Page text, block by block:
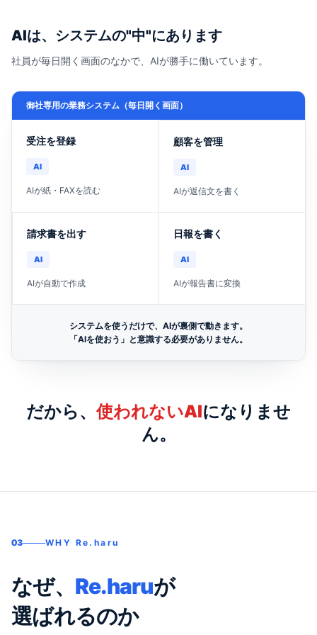
AIは、システムの"中"にあります
社員が毎日開く画面のなかで、AIが勝手に働いています。
御社専用の業務システム（毎日開く画面）
受注を登録
AI
AIが紙・FAXを読む
顧客を管理
AI
AIが返信文を書く
請求書を出す
AI
AIが自動で作成
日報を書く
AI
AIが報告書に変換
システムを使うだけで、AIが裏側で動きます。
「AIを使おう」と意識する必要がありません。
だから、使われないAIになりませ
ん。
03 WHY Re.haru
なぜ、 Re.haruが
選ばれるのか